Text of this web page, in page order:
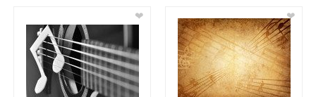
❤ ❤